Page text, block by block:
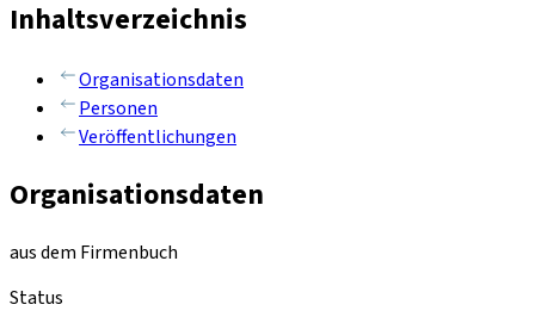
Inhaltsverzeichnis
Organisationsdaten
Personen
Veröffentlichungen
Organisationsdaten
aus dem Firmenbuch
Status